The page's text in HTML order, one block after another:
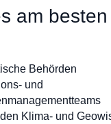
am
Behörden
und
Klima- und